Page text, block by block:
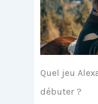
Quel jeu
débuter ?